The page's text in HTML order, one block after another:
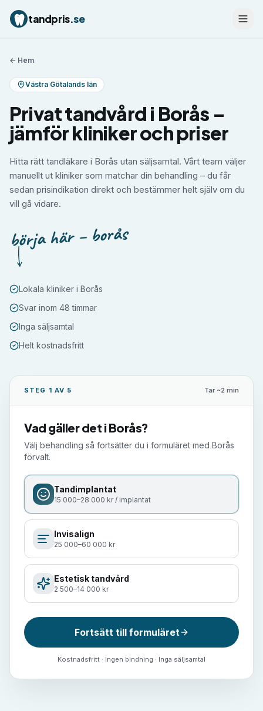
tandpris.se
← Hem
Västra Götalands län
Privat tandvård i Borås –
jämför kliniker och priser
Hitta rätt tandläkare i Borås utan säljsamtal. Vårt team väljer
manuellt ut kliniker som matchar din behandling – du får
sedan prisindikation direkt och bestämmer helt själv om du
vill gå vidare.
börja här – borås
Lokala kliniker i Borås
Svar inom 48 timmar
Inga säljsamtal
Helt kostnadsfritt
STEG 1 AV 5 Tar ~2 min
Vad gäller det i Borås?
Välj behandling så fortsätter du i formuläret med Borås
förvalt.
Tandimplantat
15 000–28 000 kr / implantat
Invisalign
25 000–60 000 kr
Estetisk tandvård
2 500–14 000 kr
Fortsätt till formuläret
Kostnadsfritt · Ingen bindning · Inga säljsamtal